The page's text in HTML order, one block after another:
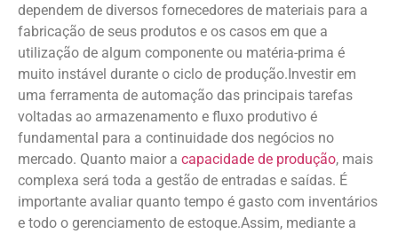
dependem de diversos fornecedores de materiais para a
fabricação de seus produtos e os casos em que a
utilização de algum componente ou matéria-prima é
muito instável durante o ciclo de produção.Investir em
uma ferramenta de automação das principais tarefas
voltadas ao armazenamento e fluxo produtivo é
fundamental para a continuidade dos negócios no
mercado. Quanto maior a capacidade de produção, mais
complexa será toda a gestão de entradas e saídas. É
importante avaliar quanto tempo é gasto com inventários
e todo o gerenciamento de estoque.Assim, mediante a